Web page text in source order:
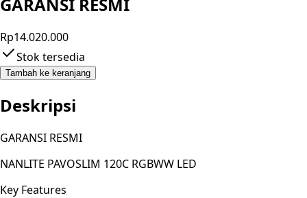
Rp14.020.000
Stok tersedia
Tambah ke keranjang
Deskripsi
GARANSI RESMI
NANLITE PAVOSLIM 120C RGBWW LED
Key Features